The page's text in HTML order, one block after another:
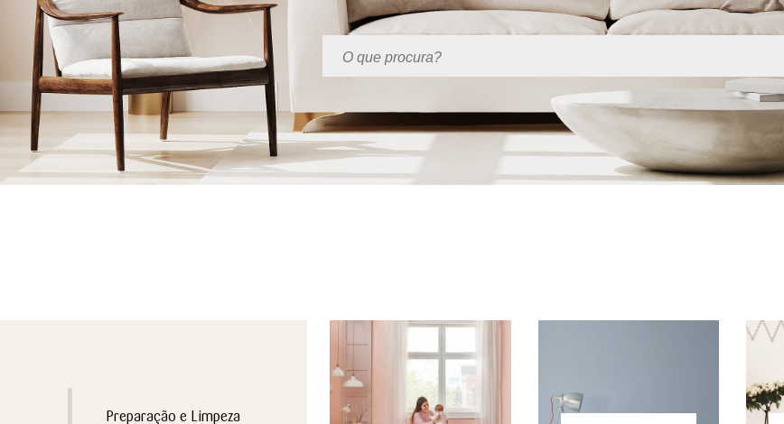
Pesquisar no site
Preparação e Limpeza